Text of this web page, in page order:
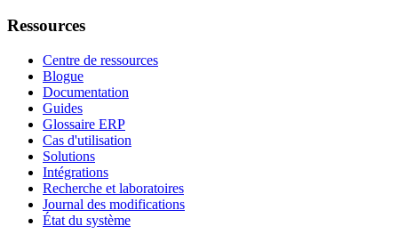
Ressources
Centre de ressources
Blogue
Documentation
Guides
Glossaire ERP
Cas d'utilisation
Solutions
Intégrations
Recherche et laboratoires
Journal des modifications
État du système